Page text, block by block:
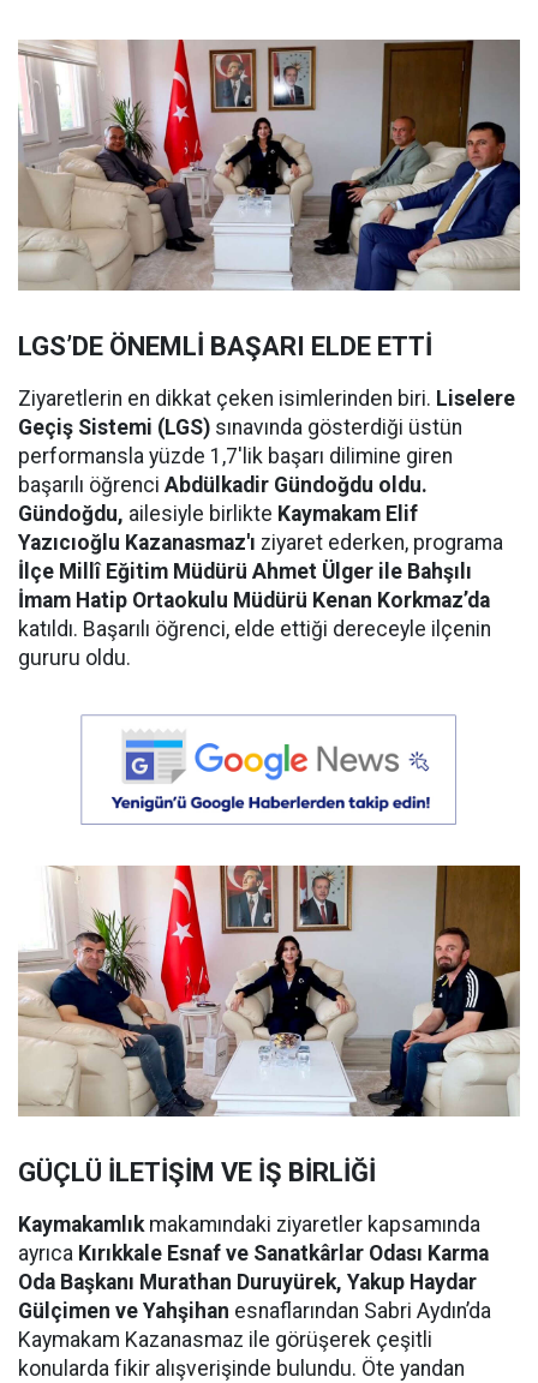
LGS’DE ÖNEMLİ BAŞARI ELDE ETTİ
Ziyaretlerin en dikkat çeken isimlerinden biri. Liselere
Geçiş Sistemi (LGS) sınavında gösterdiği üstün
performansla yüzde 1,7'lik başarı dilimine giren
başarılı öğrenci Abdülkadir Gündoğdu oldu.
Gündoğdu, ailesiyle birlikte Kaymakam Elif
Yazıcıoğlu Kazanasmaz'ı ziyaret ederken, programa
İlçe Millî Eğitim Müdürü Ahmet Ülger ile Bahşılı
İmam Hatip Ortaokulu Müdürü Kenan Korkmaz’da
katıldı. Başarılı öğrenci, elde ettiği dereceyle ilçenin
gururu oldu.
GÜÇLÜ İLETİŞİM VE İŞ BİRLİĞİ
Kaymakamlık makamındaki ziyaretler kapsamında
ayrıca Kırıkkale Esnaf ve Sanatkârlar Odası Karma
Oda Başkanı Murathan Duruyürek, Yakup Haydar
Gülçimen ve Yahşihan esnaflarından Sabri Aydın’da
Kaymakam Kazanasmaz ile görüşerek çeşitli
konularda fikir alışverişinde bulundu. Öte yandan